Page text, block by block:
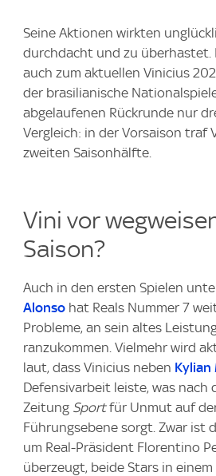
Seine Aktionen wirkten
durchdacht und zu überhastet.
auch zum aktuellen Vinicius
der brasilianische
abgelaufenen Rückrunde nur
Vergleich: in der Vorsaison traf
zweiten Saisonhälfte.
Vini vor
Saison?
Auch in den ersten Spielen
Alonso hat Reals Nummer 7
Probleme, an sein altes
ranzukommen. Vielmehr wird
laut, dass Vinicius neben Kylian
Defensivarbeit leiste, was nach
Zeitung Sportfür Unmut auf
Führungsebene sorgt. Zwar ist
um Real-Präsident Florentino
überzeugt, beide Stars in